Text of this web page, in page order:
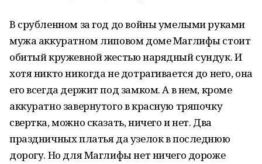
В срубленном за год до войны умелыми руками
мужа аккуратном липовом доме Маглифы стоит
обитый кружевной жестью на­рядный сундук. И
хотя никто никогда не дотрагивается до него, она
его всегда держит под замком. А в нем, кроме
аккуратно завернутого в красную тряпочку
свертка, можно сказать, ничего и нет. Два
праздничных платья да узелок в последнюю
дорогу. Но для Маглифы нет ничего дороже